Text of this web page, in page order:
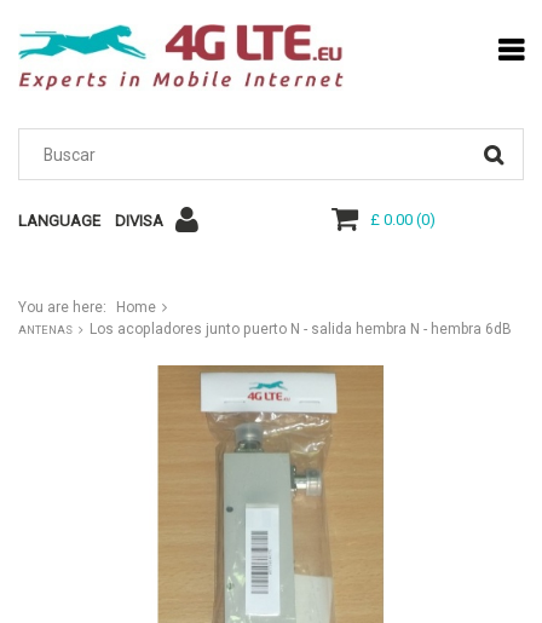
LANGUAGE DIVISA £ 0.00(0)
You are here: Home
ANTENAS Los acopladores junto puerto N - salida hembra N - hembra 6dB